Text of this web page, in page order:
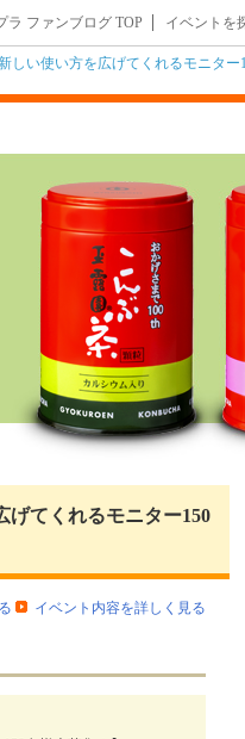
ラ ファンブログ TOP イベントを
しい使い方を広げてくれるモニター
げてくれるモニター150
イベント内容を詳しく見る